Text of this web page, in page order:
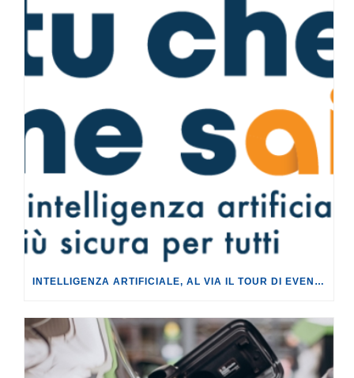
INTELLIGENZA ARTIFICIALE, AL VIA IL TOUR DI EVENTI DEL PROGETTO TU CHE NE SAI?